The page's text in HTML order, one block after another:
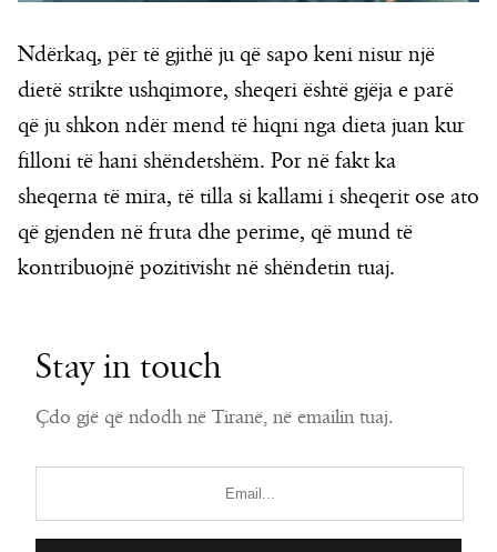
Ndërkaq, për të gjithë ju që sapo keni nisur një
dietë strikte ushqimore, sheqeri është gjëja e parë
që ju shkon ndër mend të hiqni nga dieta juan kur
filloni të hani shëndetshëm. Por në fakt ka
sheqerna të mira, të tilla si kallami i sheqerit ose ato
që gjenden në fruta dhe perime, që mund të
kontribuojnë pozitivisht në shëndetin tuaj.
Stay in touch
Çdo gjë që ndodh në Tiranë, në emailin tuaj.